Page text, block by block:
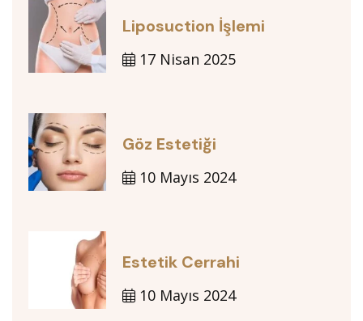
Liposuction İşlemi
17 Nisan 2025
Göz Estetiği
10 Mayıs 2024
Estetik Cerrahi
10 Mayıs 2024